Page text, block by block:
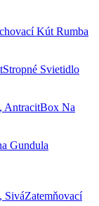
Kút Rumba
Stropné Svietidlo
Box Na
Gundula
Zatemňovací